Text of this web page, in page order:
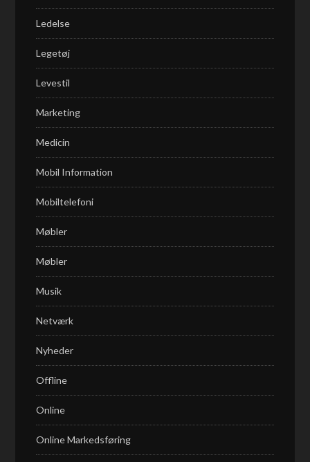
Ledelse
Legetøj
Levestil
Marketing
Medicin
Mobil Information
Mobiltelefoni
Møbler
Møbler
Musik
Netværk
Nyheder
Offline
Online
Online Markedsføring